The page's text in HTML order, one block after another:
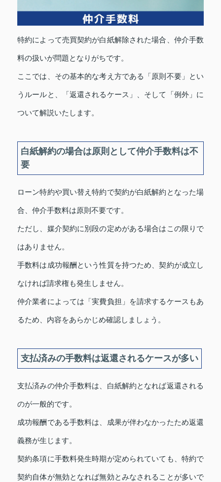
特約によって売買契約が白紙解除された場合、仲介手数
料の扱いが問題となりがちです。
ここでは、その基本的な考え方である「原則不要」とい
うルールと、「返還されるケース」、そして「例外」に
ついて解説いたします。
白紙解約の場合は原則として仲介手数料は不
要
ローン特約や買い替え特約で契約が白紙解約となった場
合、仲介手数料は原則不要です。
ただし、媒介契約に別段の定めがある場合はこの限りで
はありません。
手数料は成功報酬という性質を持つため、契約が成立し
なければ請求権も発生しません。
仲介業者によっては「実費負担」を請求するケースもあ
るため、内容をあらかじめ確認しましょう。
支払済みの手数料は返還されるケースが多い
支払済みの仲介手数料は、白紙解約となれば返還される
のが一般的です。
成功報酬である手数料は、成果が伴わなかったため返還
義務が生じます。
契約条項に手数料発生時期が定められていても、特約で
契約自体が無効となれば無効とみなされることが多いで